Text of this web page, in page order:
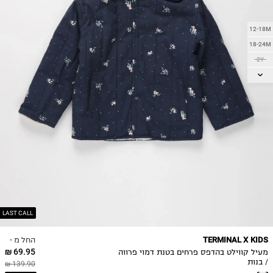
LAST CALL
12-18M
18-24M
2Y
3Y
החל מ -
69.95 ₪
139.90 ₪
TERMINAL X KIDS
מעיל קווילט בהדפס פרחים בטנת דמוי פרווה
/ בנות